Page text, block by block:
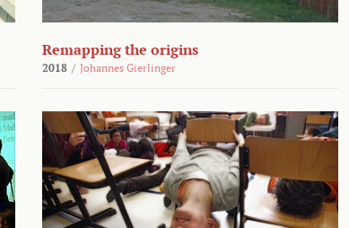
Remapping the origins
2018 / Johannes Gierlinger